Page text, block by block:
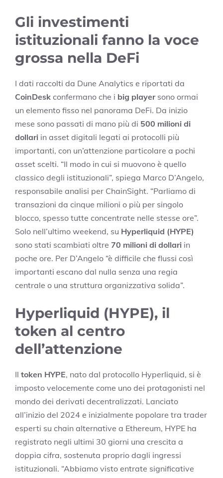
Gli investimenti
istituzionali fanno la voce
grossa nella DeFi
I dati raccolti da Dune Analytics e riportati da
CoinDesk confermano che i big playersono ormai
un elemento fisso nel panorama DeFi. Da inizio
mese sono passati di mano più di 500 milioni di
dollari in asset digitali legati ai protocolli più
importanti, con un’attenzione particolare a pochi
asset scelti. “Il modo in cui si muovono è quello
classico degli istituzionali”, spiega Marco D’Angelo,
responsabile analisi per ChainSight. “Parliamo di
transazioni da cinque milioni o più per singolo
blocco, spesso tutte concentrate nelle stesse ore”.
Solo nell’ultimo weekend, su Hyperliquid (HYPE)
sono stati scambiati oltre 70 milioni di dollari in
poche ore. Per D’Angelo “è difficile che flussi così
importanti escano dal nulla senza una regia
centrale o una struttura organizzativa solida”.
Hyperliquid (HYPE), il
token al centro
dell’attenzione
Il token HYPE, nato dal protocollo Hyperliquid, si è
imposto velocemente come uno dei protagonisti nel
mondo dei derivati decentralizzati. Lanciato
all’inizio del 2024 e inizialmente popolare tra trader
esperti su chain alternative a Ethereum, HYPE ha
registrato negli ultimi 30 giorni una crescita a
doppia cifra, sostenuta proprio dagli ingressi
istituzionali. “Abbiamo visto entrate significative